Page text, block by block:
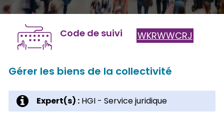
TRANSPORTEURS
ÉCOLES DE MUSIQUE
Code de suivi WKRWWCRJ
Gérer les biens de la collectivité
Expert(s) :HGI - Service juridique